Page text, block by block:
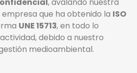
, avalando nuestra
que ha obtenido la ISO
UNE 15713, en todo lo
debido a nuestro
medioambiental.